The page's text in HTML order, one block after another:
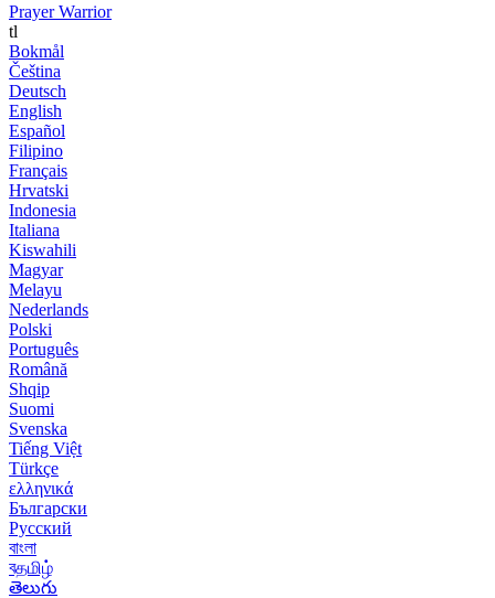
Prayer Warrior
tl
Bokmål
Čeština
Deutsch
English
Español
Filipino
Français
Hrvatski
Indonesia
Italiana
Kiswahili
Magyar
Melayu
Nederlands
Polski
Português
Română
Shqip
Suomi
Svenska
Tiếng Việt
Türkçe
ελληνικά
Български
Русский
বাংলা
বதமிழ்
తెలుగు